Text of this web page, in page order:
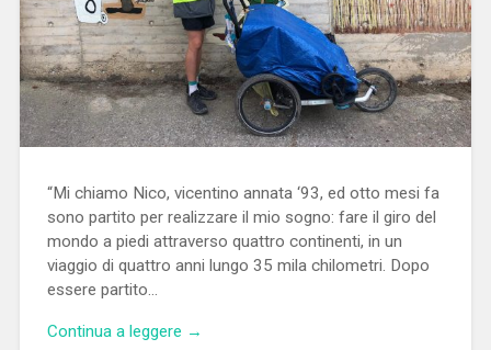
“Mi chiamo Nico, vicentino annata ‘93, ed otto mesi fa
sono partito per realizzare il mio sogno: fare il giro del
mondo a piedi attraverso quattro continenti, in un
viaggio di quattro anni lungo 35 mila chilometri. Dopo
essere partito…
Continua a leggere →